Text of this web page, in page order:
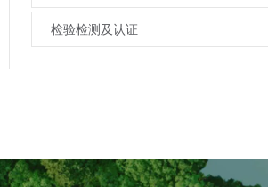
检验检测及认证